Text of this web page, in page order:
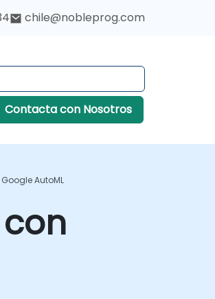
chile@nobleprog.com
Contacta con Nosotros
AutoML